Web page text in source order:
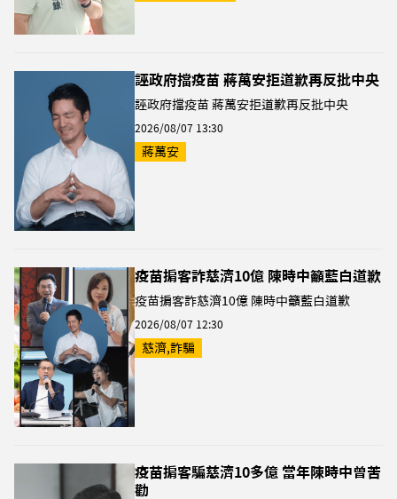
誣政府擋疫苗 蔣萬安拒道歉再反批中央
誣政府擋疫苗 蔣萬安拒道歉再反批中央
2026/08/07 13:30
蔣萬安
疫苗掮客詐慈濟10億 陳時中籲藍白道歉
疫苗掮客詐慈濟10億 陳時中籲藍白道歉
2026/08/07 12:30
慈濟,詐騙
疫苗掮客騙慈濟10多億 當年陳時中曾苦
勸